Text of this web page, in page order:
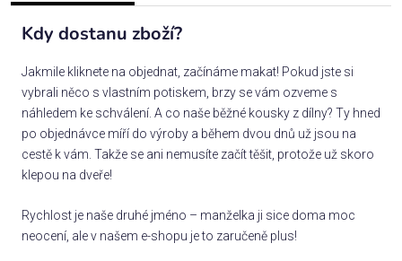
Kdy dostanu zboží?
Jakmile kliknete na objednat, začínáme makat! Pokud jste si
vybrali něco s vlastním potiskem, brzy se vám ozveme s
náhledem ke schválení. A co naše běžné kousky z dílny? Ty hned
po objednávce míří do výroby a během dvou dnů už jsou na
cestě k vám. Takže se ani nemusíte začít těšit, protože už skoro
klepou na dveře!
Rychlost je naše druhé jméno – manželka ji sice doma moc
neocení, ale v našem e-shopu je to zaručeně plus!